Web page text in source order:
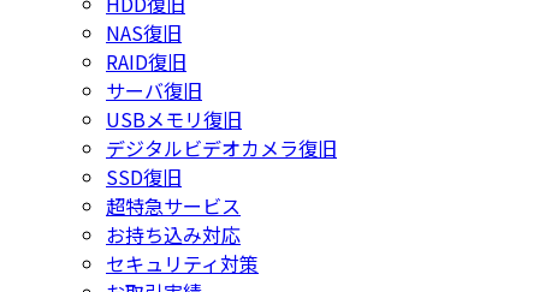
NAS復旧
RAID復旧
サーバ復旧
USBメモリ復旧
デジタルビデオカメラ復旧
SSD復旧
超特急サービス
お持ち込み対応
セキュリティ対策